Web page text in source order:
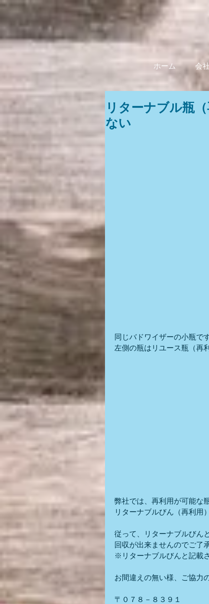
ホーム 会
リターナブル瓶
ない
同じバドワイザーの小瓶で
左側の瓶はリユース瓶（再
弊社では、再利用が可能な
リターナブルびん（再利用
従って、リターナブルびん
回収が出来ませんのでご了
※リターナブルびんと記載
お間違えの無い様、ご協力
〒０７８－８３９１